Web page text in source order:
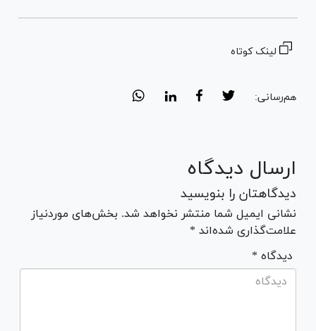
لینک کوتاه
هم‌رسانی:
ارسال دیدگاه
دیدگاهتان را بنویسید
نشانی ایمیل شما منتشر نخواهد شد. بخش‌های موردنیاز
علامت‌گذاری شده‌اند *
* دیدگاه